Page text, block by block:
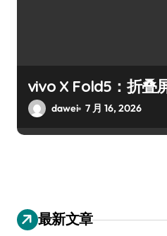
vivo X Fold5：折叠
dawei 7 月 16, 2026
最新文章